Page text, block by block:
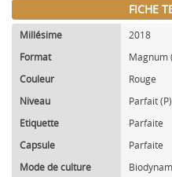
FICHE
Millésime
2018
Format
Magnum
Couleur
Rouge
Niveau
Parfait (P)
Etiquette
Parfaite
Capsule
Parfaite
Mode de culture